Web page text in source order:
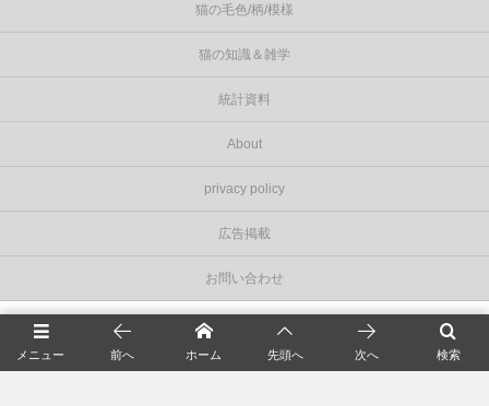
猫の毛色/柄/模様
猫の知識＆雑学
統計資料
About
privacy policy
広告掲載
お問い合わせ
Cat Press（キャットプレス）
メニュー 検索
前へ ホーム 先頭へ 次へ